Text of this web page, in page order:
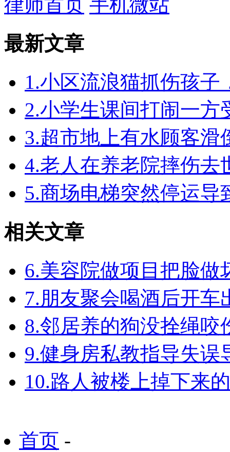
律师首页 手机微站
最新文章
1.小区流浪猫抓伤孩子
2.小学生课间打闹一
3.超市地上有水顾客
4.老人在养老院摔伤去
5.商场电梯突然停运
相关文章
6.美容院做项目把脸做
7.朋友聚会喝酒后开
8.邻居养的狗没拴绳
9.健身房私教指导失
10.路人被楼上掉下来
首页 -